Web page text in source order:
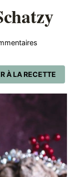
À LA RECETTE